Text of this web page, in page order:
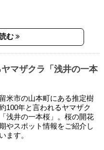
む
マザクラ「浅井の一本
米市の山本町にある推定樹
100年と言われるヤマザク
浅井の一本桜」。桜の開花
やスポット情報をご紹介し
ます。